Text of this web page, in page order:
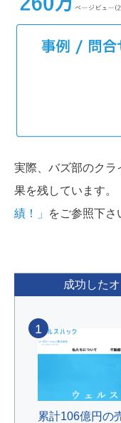
実際、バズ部のクラ
果を残しています。
績！」
をご参照下さ
成功した
累計106億円の
1